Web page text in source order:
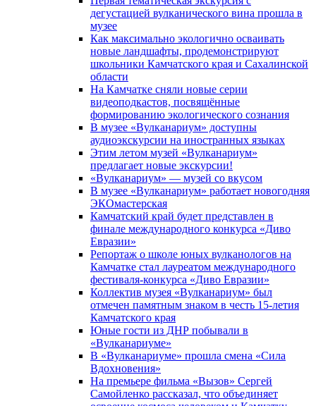
дегустацией вулканического вина прошла в
музее
Как максимально экологично осваивать
новые ландшафты, продемонстрируют
школьники Камчатского края и Сахалинской
области
На Камчатке сняли новые серии
видеоподкастов, посвящённые
формированию экологического сознания
В музее «Вулканариум» доступны
аудиоэкскурсии на иностранных языках
Этим летом музей «Вулканариум»
предлагает новые экскурсии!
«Вулканариум» — музей со вкусом
В музее «Вулканариум» работает новогодняя
ЭКОмастерская
Камчатский край будет представлен в
финале международного конкурса «Диво
Евразии»
Репортаж о школе юных вулканологов на
Камчатке стал лауреатом международного
фестиваля-конкурса «Диво Евразии»
Коллектив музея «Вулканариум» был
отмечен памятным знаком в честь 15-летия
Камчатского края
Юные гости из ДНР побывали в
«Вулканариумe»
В «Вулканариуме» прошла смена «Сила
Вдохновения»
На премьере фильма «Вызов» Сергей
Самойленко рассказал, что объединяет